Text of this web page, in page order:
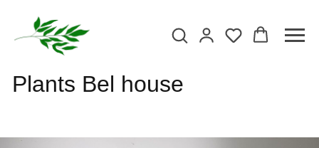
Plants Bel house